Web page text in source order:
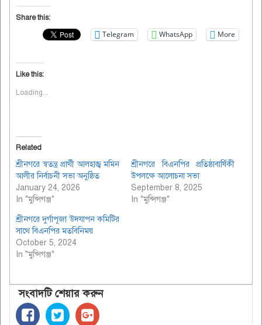
Share this:
Telegram WhatsApp More
Like this:
Loading...
Related
শ্রীনগরে স্বতন্ত্র প্রার্থী আলহাজ্ব মমিন
আলীর নির্বাচনী সভা অনুষ্ঠিত
January 24, 2026
In "মুন্সিগঞ্জ"
শ্রীনগরে বিএনপির প্রতিষ্ঠাবার্ষিকী
উপলক্ষে আলোচনা সভা
September 8, 2025
In "মুন্সিগঞ্জ"
শ্রীনগরে দুর্গাপূজা উদযাপন কমিটির
সাথে বিএনপির মতবিনিময়
October 5, 2024
In "মুন্সিগঞ্জ"
সংবাদটি শেয়ার করুন